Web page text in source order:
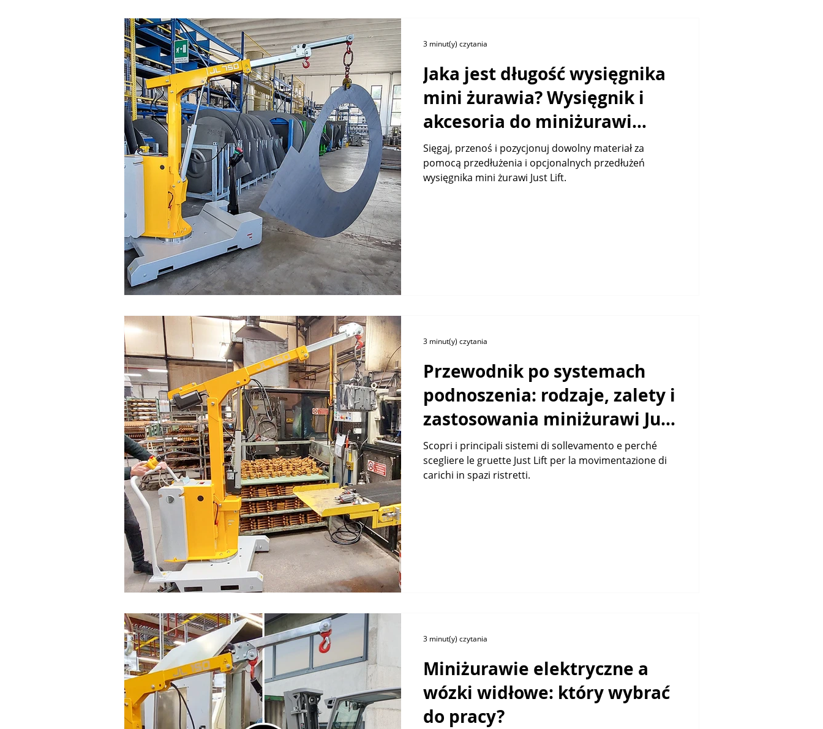
Jaka jest długość wysięgnika
mini żurawia? Wysięgnik i
akcesoria do miniżurawi
elektrycznych Just Lift
Sięgaj, przenoś i pozycjonuj dowolny materiał za
pomocą przedłużenia i opcjonalnych przedłużeń
wysięgnika mini żurawi Just Lift.
3 minut(y) czytania
Przewodnik po systemach
podnoszenia: rodzaje, zalety i
zastosowania miniżurawi Just
Lift
Scopri i principali sistemi di sollevamento e perché
scegliere le gruette Just Lift per la movimentazione di
carichi in spazi ristretti.
3 minut(y) czytania
Miniżurawie elektryczne a
wózki widłowe: który wybrać
do pracy?
3 minut(y) czytania